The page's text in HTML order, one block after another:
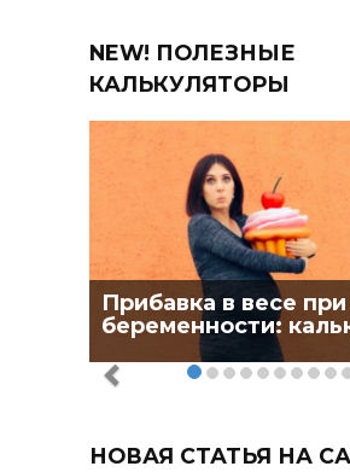
NEW! ПОЛЕЗНЫЕ
КАЛЬКУЛЯТОРЫ
Прибавка в весе при
беременности:
НОВАЯ СТАТЬЯ НА